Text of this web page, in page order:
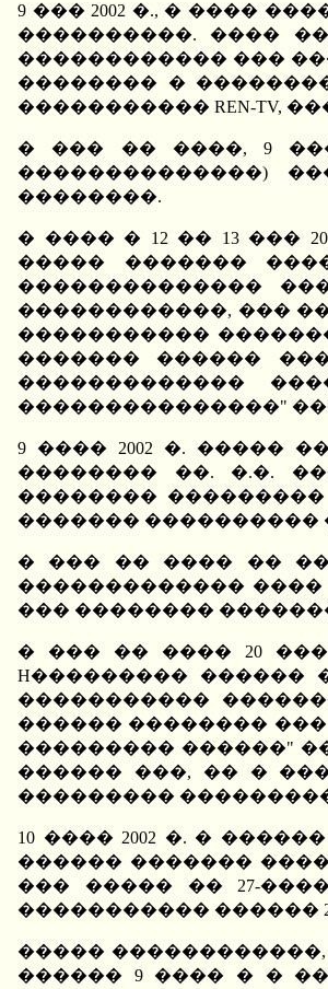
9 ��� 2002 �., � ����
����������. ����
������������ ���
�������� �
����������� REN-TV,
� ��� �� ����, 9
��������������)
��������.
� ���� � 12 �� 13 ���
����� �������
��������������
������������, ���
�����������
������� ������
�������������
���������������"
9 ���� 2002 �. �����
�������� ��. �.�.
��������
������� ����������
� ��� �� ���� ��
������������� ����
��� ��������
� ��� �� ���� 20
H��������� ������
�����������
������ �������� ���
��������� ������"
������ ���, �� �
���������
10 ���� 2002 �. �
������ �������
��� ����� �� 27-
����������� ������
�����
������ 9 ���� � �